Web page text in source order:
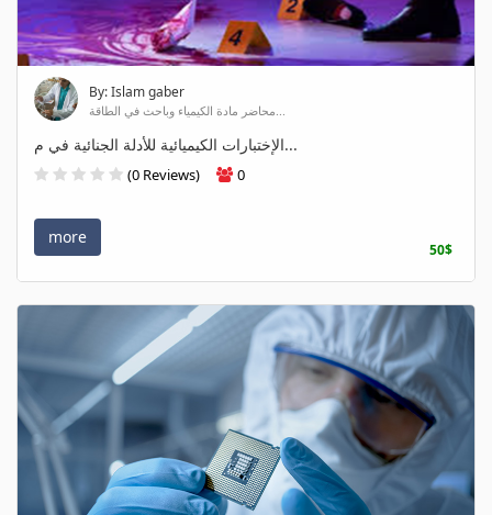
By: Islam gaber
محاضر مادة الكيمياء وباحث في الطاقة...
الإختبارات الكيميائية للأدلة الجنائية في م...
(0 Reviews) 0
more
50$